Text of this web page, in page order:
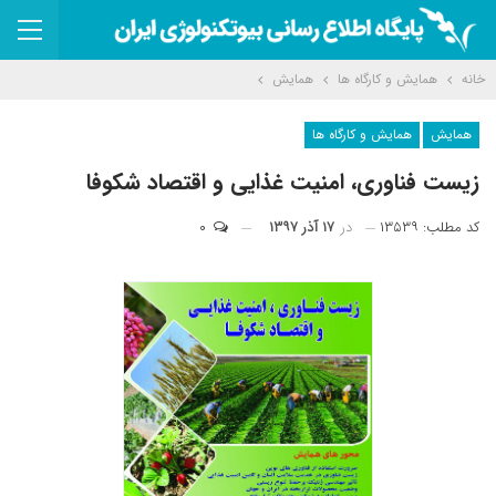
خانه همایش و کارگاه ها همایش
همایش همایش و کارگاه ها
زیست فناوری، امنیت غذایی و اقتصاد شکوفا
کد مطلب: ۱۳۵۳۹ در ۱۷ آذر ۱۳۹۷